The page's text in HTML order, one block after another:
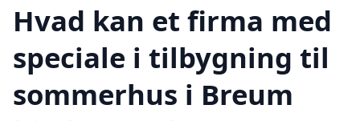
Hvad kan et firma med
speciale i tilbygning til
sommerhus i Breum